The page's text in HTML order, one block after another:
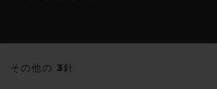
約48時間
ストラップ
その他の 3針